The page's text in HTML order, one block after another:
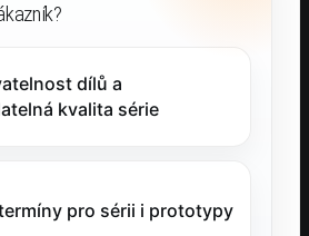
dílů a
kvalita série
pro sérii i prototypy